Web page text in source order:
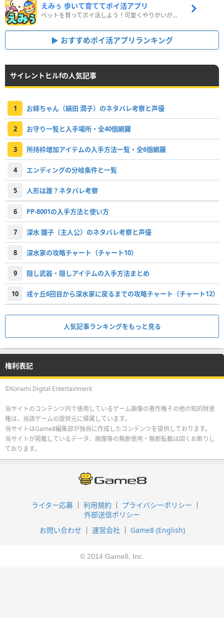
えみぅ 歩いて育ててポイ活アプリ
ペットを育ってポイ活しよう！可愛くやりがいがある新感覚アプリ
おすすめポイ活アプリランキング
サイレントヒルfの人気記事
1 お姉ちゃん（絹田 潤子）のネタバレ考察と声優
2 お守り一覧と入手場所・全40個網羅
3 所持枠増加アイテムの入手方法一覧・全6個網羅
4 エンディングの分岐条件と一覧
5 人形は誰？ネタバレ考察
6 PP-8001の入手方法と使い方
7 深水 雛子（主人公）のネタバレ考察と声優
8 深水家の攻略チャート（チャート10）
9 隠し武器・隠しアイテムの入手方法まとめ
10 戎ヶ丘6回目から深水家に戻るまでの攻略チャート（チャート12）
人気記事ランキングをもっと見る
権利表記
©Konami Digital Entertainment
当サイトのコンテンツ内で使用しているゲーム画像の著作権その他の知的財産
権は、当該ゲームの提供元に帰属しています。
当サイトはGame8編集部が独自に作成したコンテンツを提供しております。
当サイトが掲載しているデータ、画像等の無断使用・無断転載は固くお断りし
ております。
ライター応募 利用規約
プライバシーポリシー
外部送信ポリシー
お問い合わせ
運営会社 Game8 (English)
© 2014 Game8, Inc.